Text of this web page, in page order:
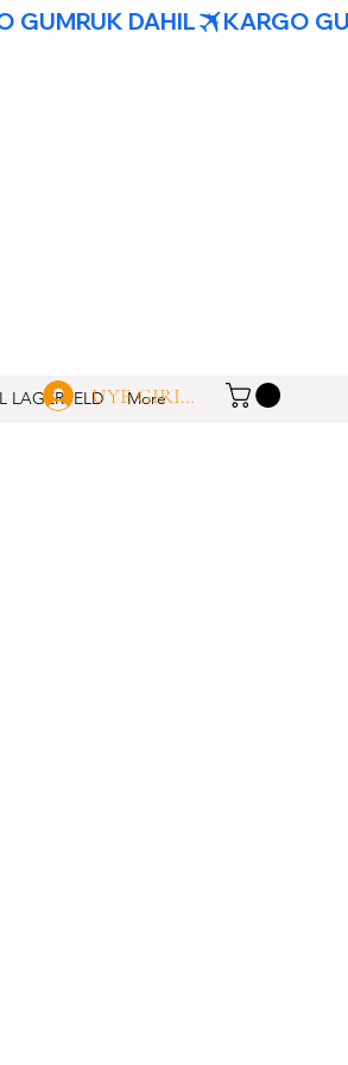
LAGERFELD More
UYE GIRISI